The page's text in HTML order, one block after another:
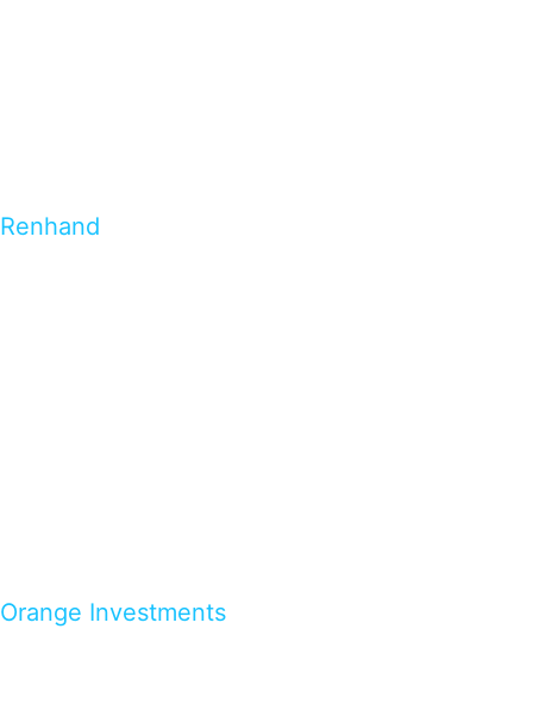
Renhand
Orange Investments